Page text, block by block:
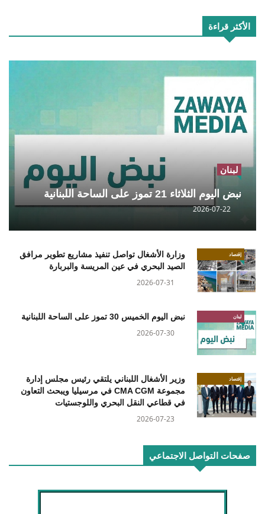
الأكثر قراءة
لبنان
نبض اليوم الثلاثاء 21 تموز على الساحة اللبنانية
2026-07-22
إقتصاد
وزارة الأشغال تواصل تنفيذ مشاريع تطوير مرافق
الصيد البحري في عين المريسة والبربارة
2026-07-31
لبنان نبض اليوم الخميس 30 تموز على الساحة اللبنانية
2026-07-30
إقتصاد
وزير الأشغال اللبناني يلتقي رئيس مجلس إدارة
مجموعة CMA CGM في مرسيليا ويبحث التعاون
في قطاعي النقل البحري واللوجستيات
2026-07-23
صفحات التواصل الاجتماعي